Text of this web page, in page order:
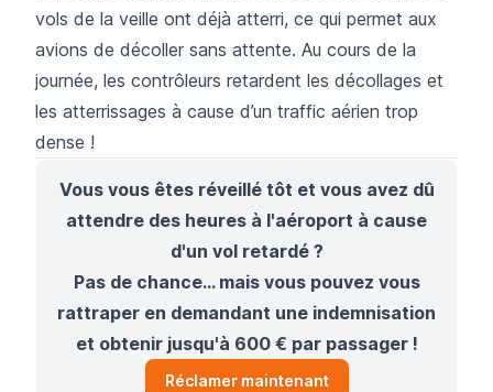
vols de la veille ont déjà atterri, ce qui permet aux
avions de décoller sans attente. Au cours de la
journée, les contrôleurs retardent les décollages et
les atterrissages à cause d’un traffic aérien trop
dense !
Vous vous êtes réveillé tôt et vous avez dû
attendre des heures à l'aéroport à cause
d'un vol retardé ?
Pas de chance... mais vous pouvez vous
rattraper en demandant une indemnisation
et obtenir jusqu'à 600 € par passager !
Réclamer maintenant